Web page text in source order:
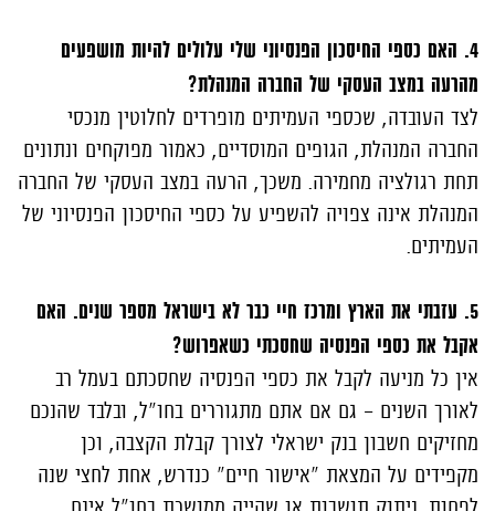
4. האם כספי החיסכון הפנסיוני שלי עלולים להיות מושפעים
מהרעה במצב העסקי של החברה המנהלת?
לצד העובדה, שכספי העמיתים מופרדים לחלוטין מנכסי
החברה המנהלת, הגופים המוסדיים, כאמור מפוקחים ונתונים
תחת רגולציה מחמירה. משכך, הרעה במצב העסקי של החברה
המנהלת אינה צפויה להשפיע על כספי החיסכון הפנסיוני של
העמיתים.
5. עזבתי את הארץ ומרכז חיי כבר לא בישראל מספר שנים. האם
אקבל את כספי הפנסיה שחסכתי כשאפרוש?
אין כל מניעה לקבל את כספי הפנסיה שחסכתם בעמל רב
לאורך השנים - גם אם אתם מתגוררים בחו"ל, ובלבד שהנכם
מחזיקים חשבון בנק ישראלי לצורך קבלת הקצבה, וכן
מקפידים על המצאת "אישור חיים" כנדרש, אחת לחצי שנה